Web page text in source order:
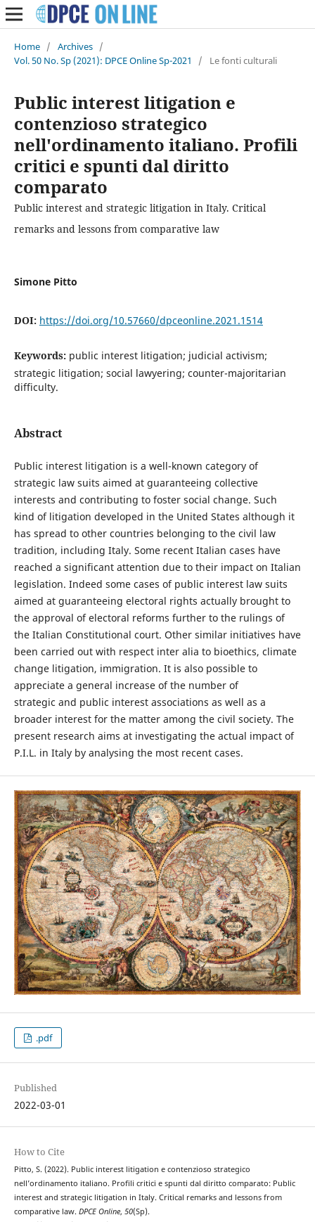
Home / Archives /
Vol. 50 No. Sp (2021): DPCE Online Sp-2021
/ Le fonti culturali
Public interest litigation e
contenzioso strategico
nell'ordinamento italiano. Profili
critici e spunti dal diritto
comparato
Public interest and strategic litigation in Italy. Critical
remarks and lessons from comparative law
Simone Pitto
DOI: https://doi.org/10.57660/dpceonline.2021.1514
Keywords: public interest litigation; judicial activism;
strategic litigation; social lawyering; counter-majoritarian
difficulty.
Abstract
Public interest litigation is a well-known category of
strategic law suits aimed at guaranteeing collective
interests and contributing to foster social change. Such
kind of litigation developed in the United States although it
has spread to other countries belonging to the civil law
tradition, including Italy. Some recent Italian cases have
reached a significant attention due to their impact on Italian
legislation. Indeed some cases of public interest law suits
aimed at guaranteeing electoral rights actually brought to
the approval of electoral reforms further to the rulings of
the Italian Constitutional court. Other similar initiatives have
been carried out with respect inter alia to bioethics, climate
change litigation, immigration. It is also possible to
appreciate a general increase of the number of
strategic and public interest associations as well as a
broader interest for the matter among the civil society. The
present research aims at investigating the actual impact of
P.I.L. in Italy by analysing the most recent cases.
.pdf
Published
2022-03-01
How to Cite
Pitto, S. (2022). Public interest litigation e contenzioso strategico
nell’ordinamento italiano. Profili critici e spunti dal diritto comparato: Public
interest and strategic litigation in Italy. Critical remarks and lessons from
comparative law. DPCE Online, 50(Sp).